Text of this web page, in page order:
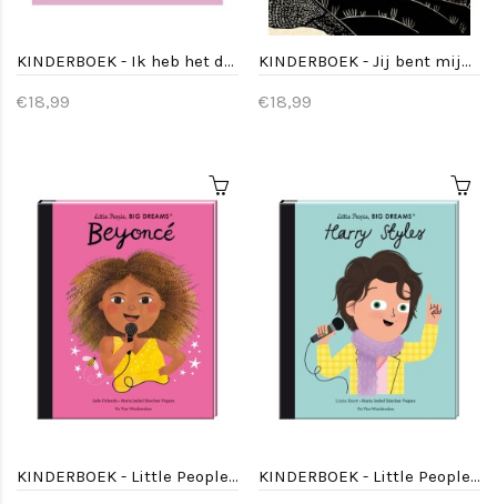
KINDERBOEK - Ik heb het druk
€18,99
KINDERBOEK - Jij bent mijn begin
€18,99
KINDERBOEK - Little People, BIG DREAMS: Beyoncé KINDERBOEK - Little People, BIG DREAMS: Harry Styles